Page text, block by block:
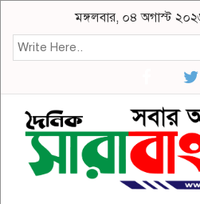
মঙ্গলবার, ০৪ অগাস্ট